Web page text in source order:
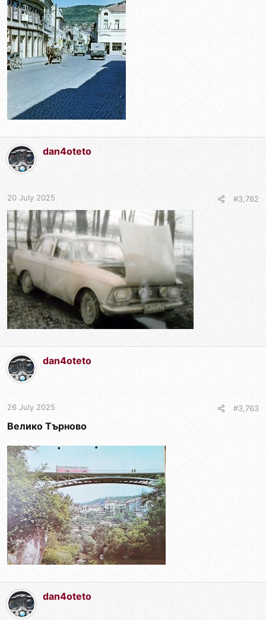
dan4oteto
20 July 2025 #3,762
dan4oteto
26 July 2025 #3,763
Велико Търново
dan4oteto